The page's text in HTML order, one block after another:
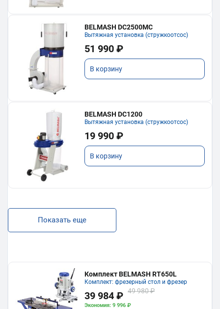
BELMASH DC2500MC
Вытяжная установка (стружкоотсос)
51 990 ₽
В корзину
BELMASH DC1200
Вытяжная установка (стружкоотсос)
19 990 ₽
В корзину
Показать еще
Комплект BELMASH RT650L
Комплект: фрезерный стол и фрезер
39 984 ₽ 49 980 ₽
Экономия: 9 996 ₽